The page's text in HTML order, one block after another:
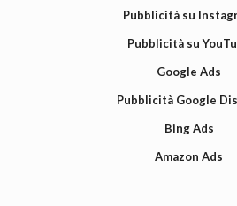
Pubblicità su
Pubblicità su
Google Ads
Pubblicità Google
Bing Ads
Amazon Ads